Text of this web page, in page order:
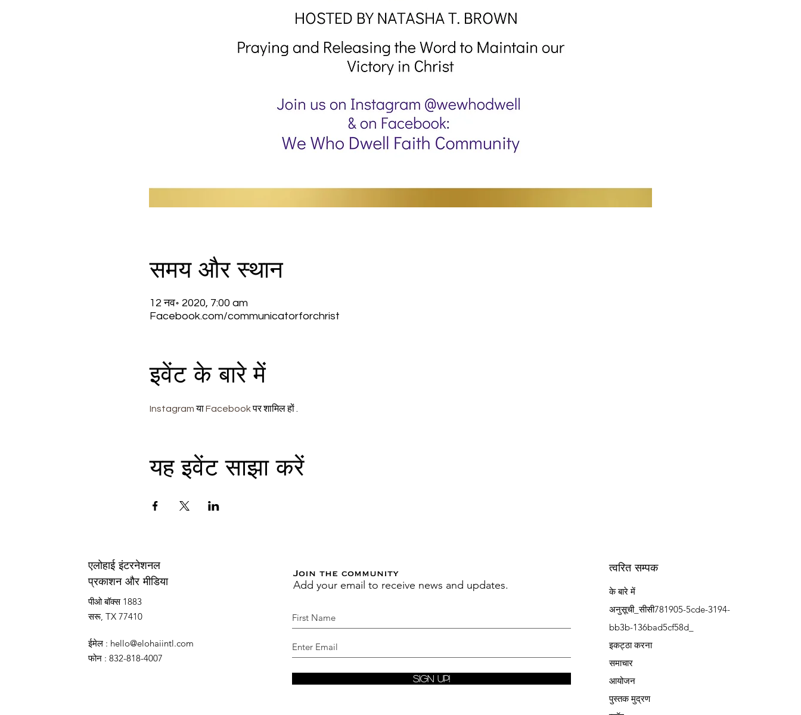
समय और स्थान
12 नव॰ 2020, 7:00 am
Facebook.com/communicatorforchrist
इवेंट के बारे में
Instagram या Facebook पर शामिल हों .
यह इवेंट साझा करें
एलोहाई इंटरनेशनल
प्रकाशन और मीडिया
पीओ बॉक्स 1883
सरू, TX 77410
ईमेल : hello@elohaiintl.com
फोन : 832-818-4007
Join the community
Add your email to receive news and updates.
Sign Up!
त्वरित सम्पक
के बारे में
अनुसूची_सीसी781905-5cde-3194-
bb3b-136bad5cf58d_
इकट्ठा करना
समाचार
आयोजन
पुस्तक मुद्रण